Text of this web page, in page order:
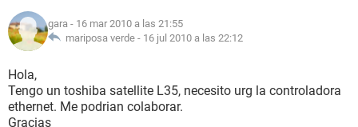
gara - 16 mar 2010 a las 21:55
mariposa verde - 16 jul 2010 a las 22:12
Hola,
Tengo un toshiba satellite L35, necesito urg la controladora
ethernet. Me podrian colaborar.
Gracias